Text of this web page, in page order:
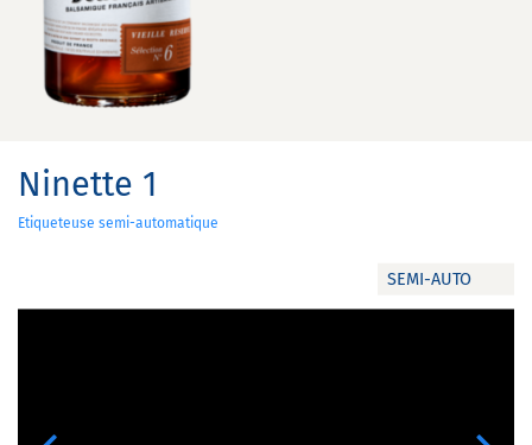
SEMI-AUTO
Ninette 1
Etiqueteuse semi-automatique